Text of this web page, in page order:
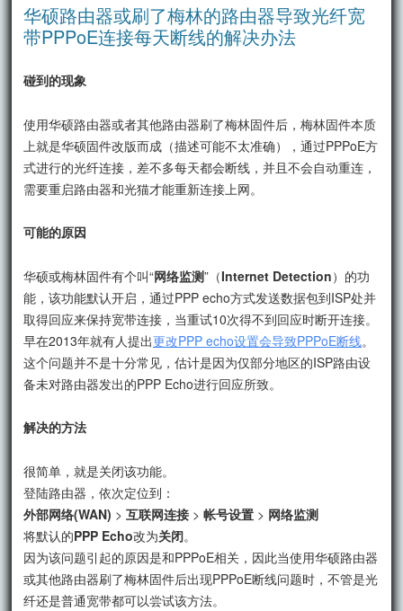
华硕路由器或刷了梅林的路由器导致光纤宽
带PPPoE连接每天断线的解决办法
碰到的现象
使用华硕路由器或者其他路由器刷了梅林固件后，梅林固件本质
上就是华硕固件改版而成（描述可能不太准确），通过PPPoE方
式进行的光纤连接，差不多每天都会断线，并且不会自动重连，
需要重启路由器和光猫才能重新连接上网。
可能的原因
华硕或梅林固件有个叫“网络监测”（Internet Detection）的功
能，该功能默认开启，通过PPP echo方式发送数据包到ISP处并
取得回应来保持宽带连接，当重试10次得不到回应时断开连接。
早在2013年就有人提出更改PPP echo设置会导致PPPoE断线。
这个问题并不是十分常见，估计是因为仅部分地区的ISP路由设
备未对路由器发出的PPP Echo进行回应所致。
解决的方法
很简单，就是关闭该功能。
登陆路由器，依次定位到：
外部网络(WAN) >互联网连接 >帐号设置 > 网络监测
将默认的PPP Echo改为关闭。
因为该问题引起的原因是和PPPoE相关，因此当使用华硕路由器
或其他路由器刷了梅林固件后出现PPPoE断线问题时，不管是光
纤还是普通宽带都可以尝试该方法。